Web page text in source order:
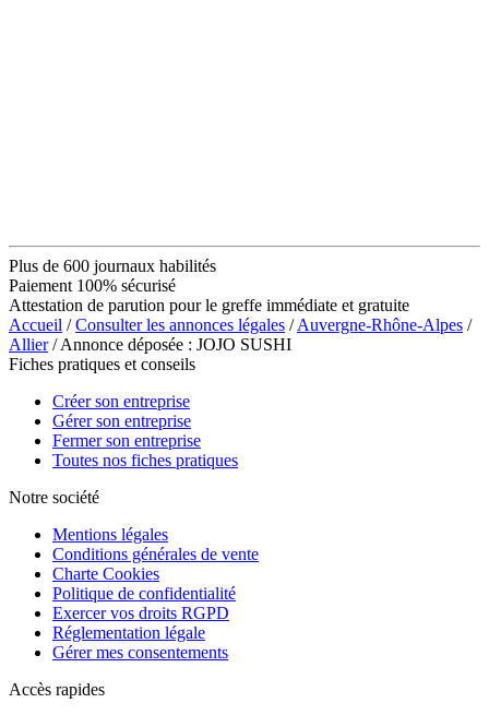
Plus de 600 journaux habilités
Paiement 100% sécurisé
Attestation de parution pour le greffe immédiate et gratuite
Accueil /Consulter les annonces légales /Auvergne-Rhône-Alpes /
Allier/ Annonce déposée : JOJO SUSHI
Fiches pratiques et conseils
Créer son entreprise
Gérer son entreprise
Fermer son entreprise
Toutes nos fiches pratiques
Notre société
Mentions légales
Conditions générales de vente
Charte Cookies
Politique de confidentialité
Exercer vos droits RGPD
Réglementation légale
Gérer mes consentements
Accès rapides